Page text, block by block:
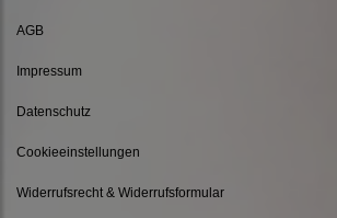
AGB
Impressum
Datenschutz
Cookieeinstellungen
Widerrufsrecht & Widerrufsformular